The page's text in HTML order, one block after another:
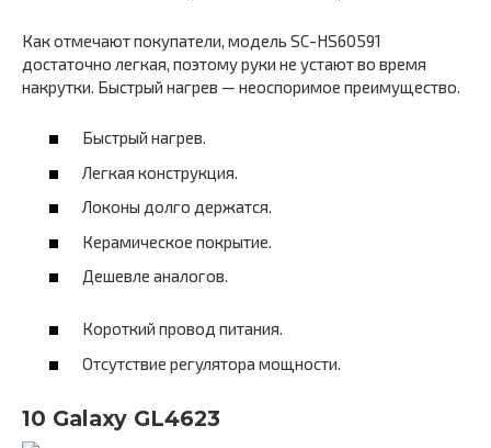
Как отмечают покупатели, модель SC-HS60591
достаточно легкая, поэтому руки не устают во время
накрутки. Быстрый нагрев — неоспоримое преимущество.
Быстрый нагрев.
Легкая конструкция.
Локоны долго держатся.
Керамическое покрытие.
Дешевле аналогов.
Короткий провод питания.
Отсутствие регулятора мощности.
10 Galaxy GL4623